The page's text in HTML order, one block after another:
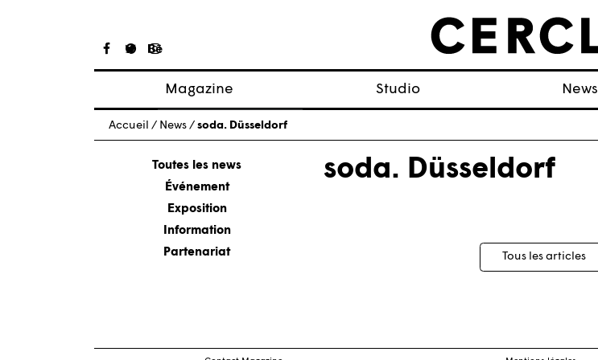
Magazine
Articles
À propos
Numéros
Studio News
Accueil / News / soda. Düsseldorf
Toutes les news
Événement
Exposition
Information
Partenariat
soda. Düsseldorf
Tous les articles